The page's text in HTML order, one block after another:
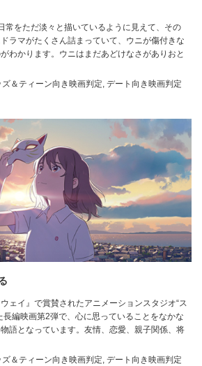
常をただ淡々と描いているように見えて、その
ラマがたくさん詰まっていて、ウニが傷付きな
わかります。ウニはまだあどけなさがありおと
ズ＆ティーン向き映画判定, デート向き映画判定
ェイ』で賞賛されたアニメーションスタジオ“ス
長編映画第2弾で、心に思っていることをなかな
語となっています。友情、恋愛、親子関係、将
ズ＆ティーン向き映画判定, デート向き映画判定